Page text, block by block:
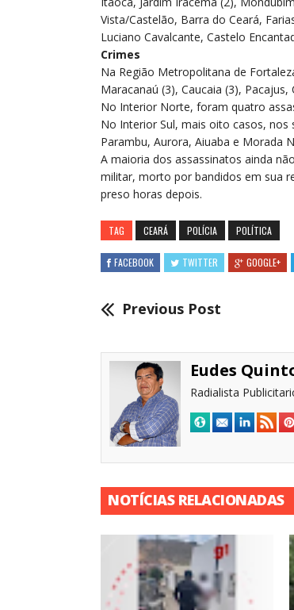
Vista/Castelão, Barra do Ceará,
Luciano Cavalcante, Castelo
Crimes
Na Região Metropolitana de
Maracanaú (3), Caucaia (3), Pacajus,
No Interior Norte, foram quatro
No Interior Sul, mais oito casos, nos
Parambu, Aurora, Aiuaba e Morada
A maioria dos assassinatos ainda
militar, morto por bandidos em sua
preso horas depois.
TAG CEARÁ POLÍCIA POLÍTICA
FACEBOOK TWITTER GOOGLE+
Previous Post
Eudes
Radialista
NOTÍCIAS RELACIONADAS